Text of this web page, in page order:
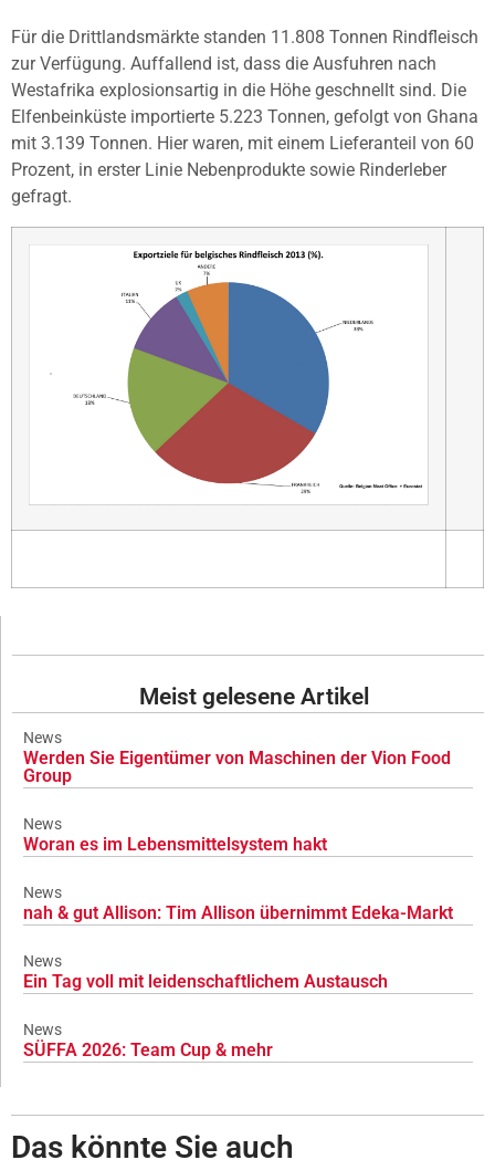
Für die Drittlandsmärkte standen 11.808 Tonnen Rindfleisch
zur Verfügung. Auffallend ist, dass die Ausfuhren nach
Westafrika explosionsartig in die Höhe geschnellt sind. Die
Elfenbeinküste importierte 5.223 Tonnen, gefolgt von Ghana
mit 3.139 Tonnen. Hier waren, mit einem Lieferanteil von 60
Prozent, in erster Linie Nebenprodukte sowie Rinderleber
gefragt.
Meist gelesene Artikel
News
Werden Sie Eigentümer von Maschinen der Vion Food
Group
News
Woran es im Lebensmittelsystem hakt
News
nah & gut Allison: Tim Allison übernimmt Edeka-Markt
News
Ein Tag voll mit leidenschaftlichem Austausch
News
SÜFFA 2026: Team Cup & mehr
Das könnte Sie auch